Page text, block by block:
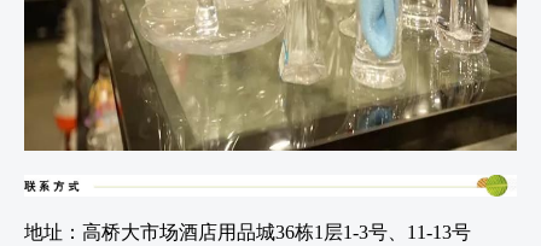
地址：高桥大市场酒店用品城36栋1层1-3号、11-13号